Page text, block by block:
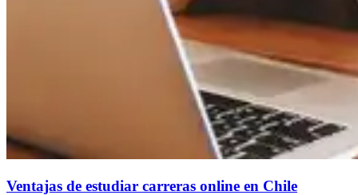
Ventajas de estudiar carreras online en Chile